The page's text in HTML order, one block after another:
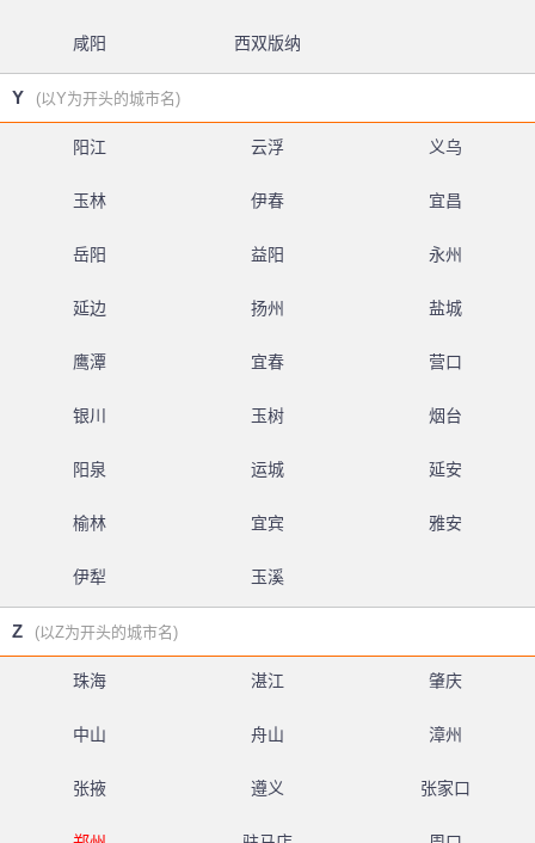
咸阳 西双版纳
Y (以Y为开头的城市名)
阳江 云浮 义乌
玉林 伊春 宜昌
岳阳 益阳 永州
延边 扬州 盐城
鹰潭 宜春 营口
银川 玉树 烟台
阳泉 运城 延安
榆林 宜宾 雅安
伊犁 玉溪
Z (以Z为开头的城市名)
珠海 湛江 肇庆
中山 舟山 漳州
张掖 遵义 张家口